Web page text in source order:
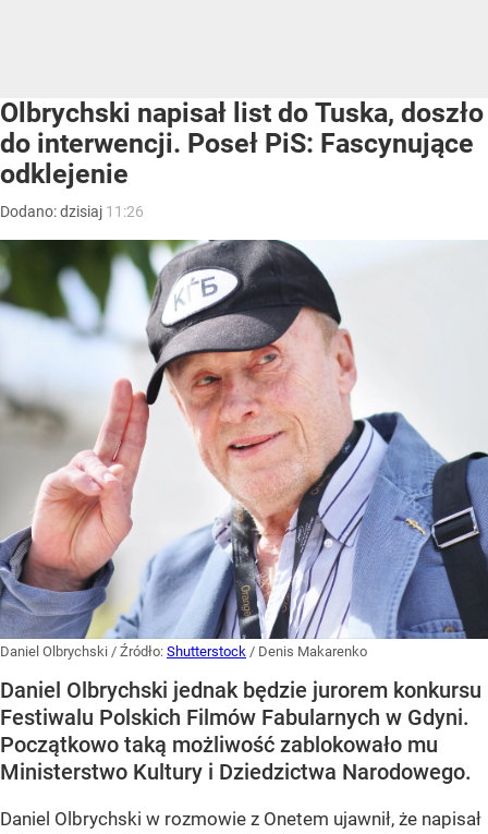
Olbrychski napisał list do Tuska, doszło
do interwencji. Poseł PiS: Fascynujące
odklejenie
Dodano:dzisiaj 11:26
Daniel Olbrychski / Źródło: Shutterstock / Denis Makarenko
Daniel Olbrychski jednak będzie jurorem konkursu
Festiwalu Polskich Filmów Fabularnych w Gdyni.
Początkowo taką możliwość zablokowało mu
Ministerstwo Kultury i Dziedzictwa Narodowego.
Daniel Olbrychski w rozmowie z Onetem ujawnił, że napisał